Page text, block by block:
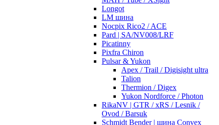
Longot
LM шина
Nocpix Rico2 / ACE
Pard | SA/NV008/LRF
Picatinny
Pixfra Chiron
Pulsar & Yukon
Apex / Trail / Digisight ultra
Talion
Thermion / Digex
Yukon Nordforce / Photon
RikaNV | GTR / xRS / Lesnik /
Ovod / Barsuk
Schmidt Bender | шина Convex